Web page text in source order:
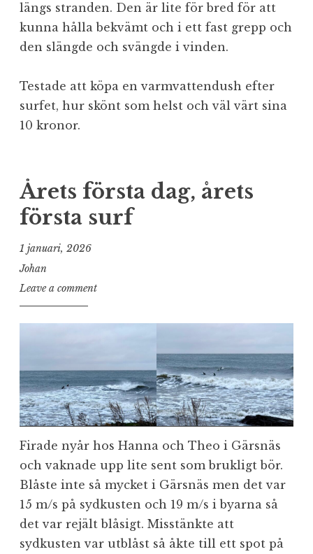
längs stranden. Den är lite för bred för att
kunna hålla bekvämt och i ett fast grepp och
den slängde och svängde i vinden.
Testade att köpa en varmvattendush efter
surfet, hur skönt som helst och väl värt sina
10 kronor.
Årets första dag, årets
första surf
1 januari, 2026
Johan
Leave a comment
Firade nyår hos Hanna och Theo i Gärsnäs
och vaknade upp lite sent som brukligt bör.
Blåste inte så mycket i Gärsnäs men det var
15 m/s på sydkusten och 19 m/s i byarna så
det var rejält blåsigt. Misstänkte att
sydkusten var utblåst så åkte till ett spot på